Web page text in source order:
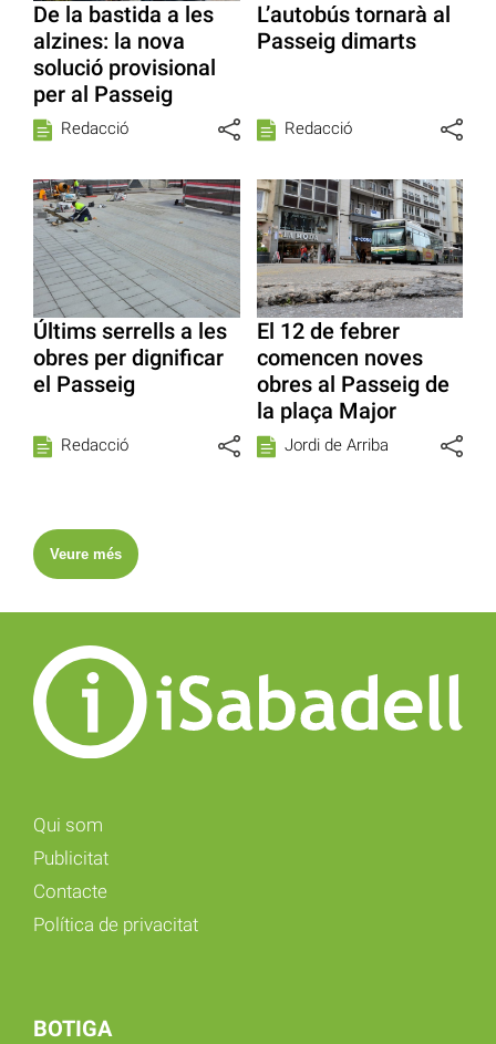
De la bastida a les
alzines: la nova
solució provisional
per al Passeig
Redacció
L’autobús tornarà al
Passeig dimarts
Redacció
Últims serrells a les
obres per dignificar
el Passeig
Redacció
El 12 de febrer
comencen noves
obres al Passeig de
la plaça Major
Jordi de Arriba
Veure més
Qui som
Publicitat
Contacte
Política de privacitat
BOTIGA